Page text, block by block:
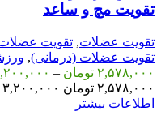
تقویت مچ و ساعد
تقویت عضلات, تقویت
تقویت عضلات (درمانی),
۲,۵۷۸,۰۰۰ تومان –
۲,۵۷۸,۰۰۰ تومان through ۳,۲۰۰,۰۰۰ تومان
اطلاعات بیشتر